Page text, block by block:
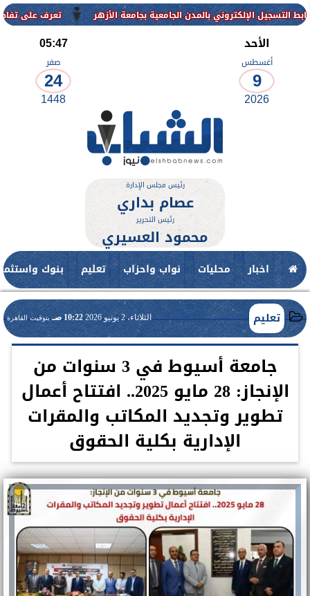
تعرف على تفاصيل وشروط بالمدن الجامعية بجامعة الأزهر
الأحد
أغسطس
9
2026
05:47
صفر
24
1448
رئيس مجلس الإدارة
عصام بداري
رئيس التحرير
محمود العسيري
اخبار محليات نواب واحزاب تعليم بنوك
تعليم الثلاثاء، 2 يونيو 2026 10:22 صـ بتوقيت القاهرة
جامعة أسيوط في 3 سنوات من
الإنجاز: 28 مايو 2025.. افتتاح أعمال
تطوير وتجديد المكاتب والمقرات
الإدارية بكلية الحقوق